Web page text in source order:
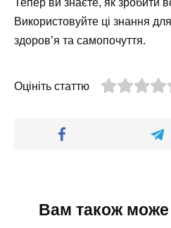
Тепер ви знаєте, як зробити
Використовуйте ці знання
здоров’я та самопочуття.
Оцініть статтю
Вам також може